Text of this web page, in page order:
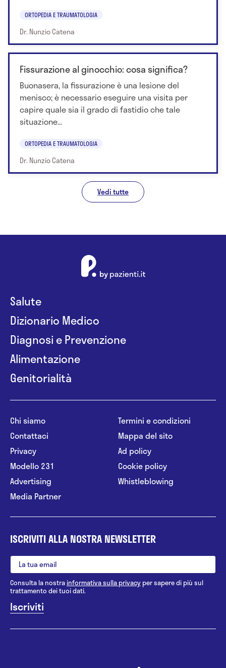
ORTOPEDIA E TRAUMATOLOGIA
Dr. Nunzio Catena
Fissurazione al ginocchio: cosa significa?
Buonasera, la fissurazione è una lesione del
menisco; è necessario eseguire una visita per
capire quale sia il grado di fastidio che tale
situazione...
ORTOPEDIA E TRAUMATOLOGIA
Dr. Nunzio Catena
Vedi tutte
Salute
Dizionario Medico
Diagnosi e Prevenzione
Alimentazione
Genitorialità
Chi siamo
Contattaci
Privacy
Modello 231
Advertising
Media Partner
Termini e condizioni
Mappa del sito
Ad policy
Cookie policy
Whistleblowing
ISCRIVITI ALLA NOSTRA NEWSLETTER
Consulta la nostrainformativa sulla privacy per sapere di più sul
trattamento dei tuoi dati.